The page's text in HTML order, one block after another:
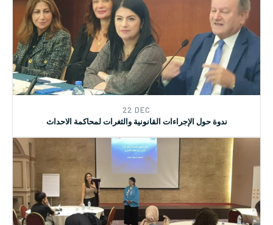
22 DEC
ندوة حول الإجراءات القانونية والثغرات لمحاكمة الاحداث